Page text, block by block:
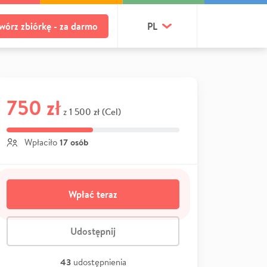
zbiórkę - za darmo PL
750 zł z 1 500 zł (Cel)
Wpłaciło 17 osób
Wpłać teraz
Udostępnij
43 udostępnienia